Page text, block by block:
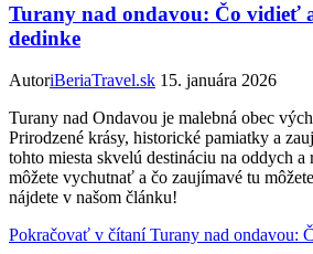
Turany nad ondavou: Čo vidieť
dedinke
AutoriBeriaTravel.sk 15. januára 2026
Turany nad Ondavou je malebná obec
Prirodzené krásy, historické pamiatky a
tohto miesta skvelú destináciu na oddych
môžete vychutnať a čo zaujímavé tu
nájdete v našom článku!
Pokračovať v čítaníTurany nad ondavou: